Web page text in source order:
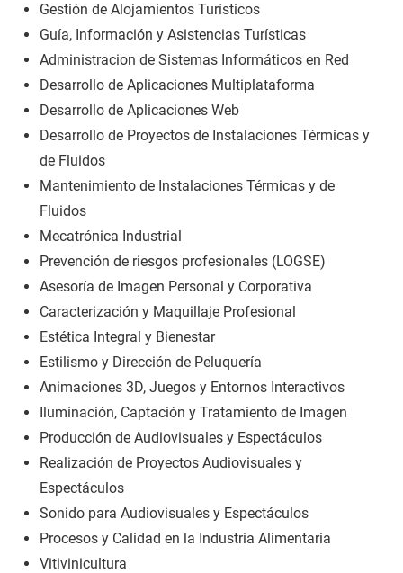
Gestión de Alojamientos Turísticos
Guía, Información y Asistencias Turísticas
Administracion de Sistemas Informáticos en Red
Desarrollo de Aplicaciones Multiplataforma
Desarrollo de Aplicaciones Web
Desarrollo de Proyectos de Instalaciones Térmicas y
de Fluidos
Mantenimiento de Instalaciones Térmicas y de
Fluidos
Mecatrónica Industrial
Prevención de riesgos profesionales (LOGSE)
Asesoría de Imagen Personal y Corporativa
Caracterización y Maquillaje Profesional
Estética Integral y Bienestar
Estilismo y Dirección de Peluquería
Animaciones 3D, Juegos y Entornos Interactivos
Iluminación, Captación y Tratamiento de Imagen
Producción de Audiovisuales y Espectáculos
Realización de Proyectos Audiovisuales y
Espectáculos
Sonido para Audiovisuales y Espectáculos
Procesos y Calidad en la Industria Alimentaria
Vitivinicultura